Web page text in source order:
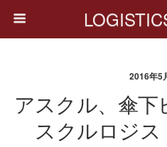
2016年5
アスクル、傘
スクルロジ